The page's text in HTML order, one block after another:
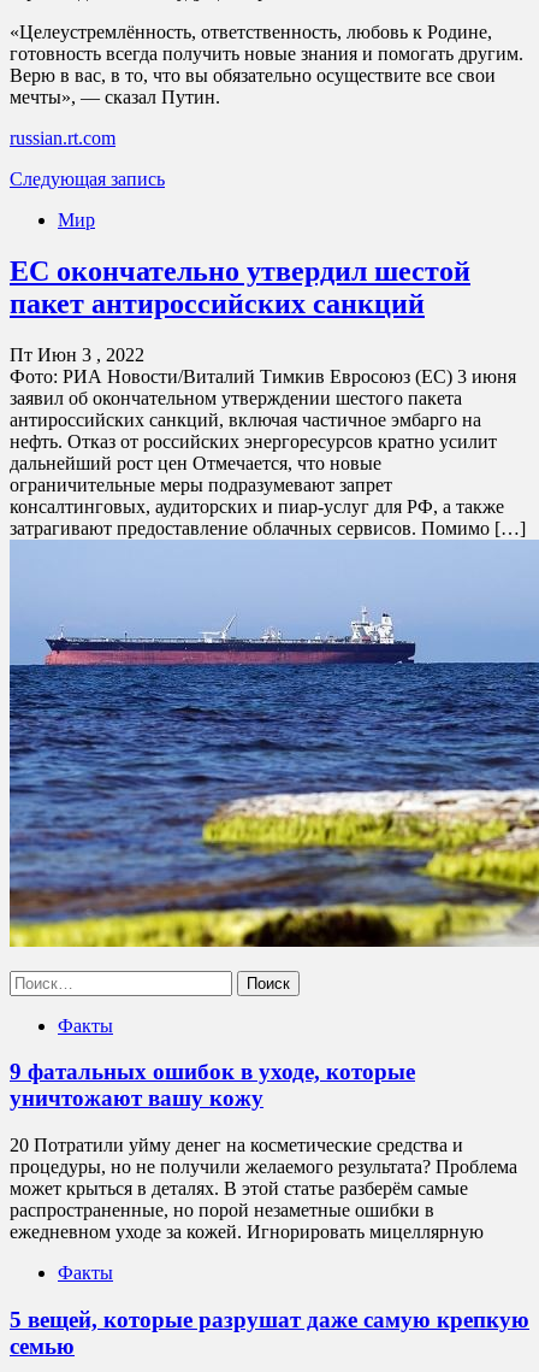
«Целеустремлённость, ответственность, любовь к Родине,
готовность всегда получить новые знания и помогать другим.
Верю в вас, в то, что вы обязательно осуществите все свои
мечты», — сказал Путин.
russian.rt.com
Следующая запись
Мир
ЕС окончательно утвердил шестой
пакет антироссийских санкций
Пт Июн 3 , 2022
Фото: РИА Новости/Виталий Тимкив Евросоюз (ЕС) 3 июня
заявил об окончательном утверждении шестого пакета
антироссийских санкций, включая частичное эмбарго на
нефть. Отказ от российских энергоресурсов кратно усилит
дальнейший рост цен Отмечается, что новые
ограничительные меры подразумевают запрет
консалтинговых, аудиторских и пиар-услуг для РФ, а также
затрагивают предоставление облачных сервисов. Помимо […]
Найти:
Факты
9 фатальных ошибок в уходе, которые
уничтожают вашу кожу
20 Потратили уйму денег на косметические средства и
процедуры, но не получили желаемого результата? Проблема
может крыться в деталях. В этой статье разберём самые
распространенные, но порой незаметные ошибки в
ежедневном уходе за кожей. Игнорировать мицеллярную
Факты
5 вещей, которые разрушат даже самую крепкую
семью